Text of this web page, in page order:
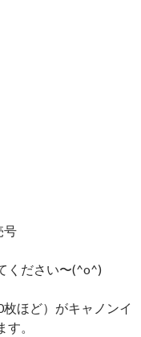
号
ください〜(^o^)
ほど）がキャノンイ
。